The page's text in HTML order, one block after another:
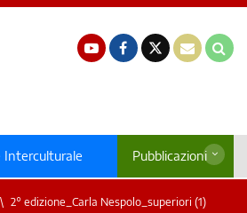
Interculturale Pubblicazioni
2° edizione_Carla Nespolo_superiori (1)